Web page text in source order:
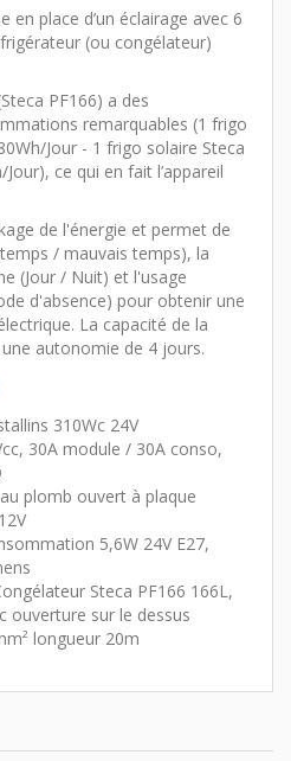
en place d’un éclairage avec 6
(ou congélateur)
PF166) a des
remarquables (1 frigo
Jour - 1 frigo solaire Steca
ce qui en fait l’appareil
de l'énergie et permet de
/ mauvais temps), la
(Jour / Nuit) et l'usage
d'absence) pour obtenir une
La capacité de la
autonomie de 4 jours.
310Wc 24V
30A module / 30A conso,
plomb ouvert à plaque
5,6W 24V E27,
Steca PF166 166L,
ouverture sur le dessus
longueur 20m